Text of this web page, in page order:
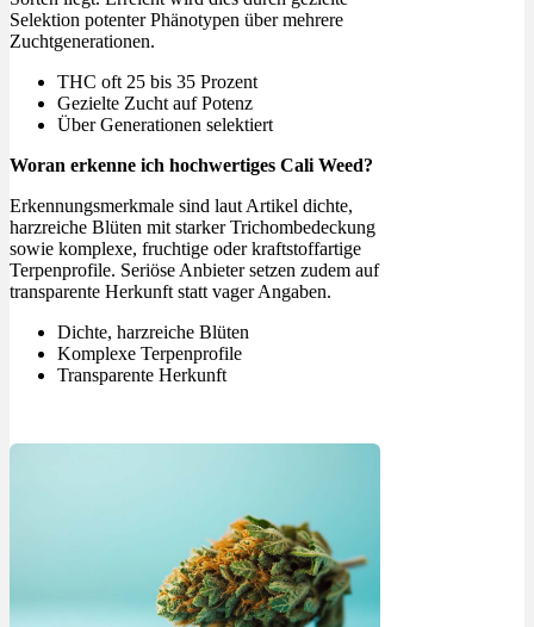
Selektion potenter Phänotypen über mehrere
Zuchtgenerationen.
THC oft 25 bis 35 Prozent
Gezielte Zucht auf Potenz
Über Generationen selektiert
Woran erkenne ich hochwertiges Cali Weed?
Erkennungsmerkmale sind laut Artikel dichte,
harzreiche Blüten mit starker Trichombedeckung
sowie komplexe, fruchtige oder kraftstoffartige
Terpenprofile. Seriöse Anbieter setzen zudem auf
transparente Herkunft statt vager Angaben.
Dichte, harzreiche Blüten
Komplexe Terpenprofile
Transparente Herkunft